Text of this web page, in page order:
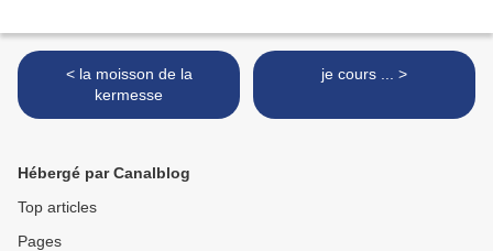
< la moisson de la
kermesse
je cours ... >
Hébergé par Canalblog
Top articles
Pages